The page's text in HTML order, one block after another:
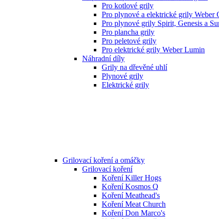
Pro kotlové grily
Pro plynové a elektrické grily Weber
Pro plynové grily Spirit, Genesis a
Pro plancha grily
Pro peletové grily
Pro elektrické grily Weber Lumin
Náhradní díly
Grily na dřevěné uhlí
Plynové grily
Elektrické grily
Grilovací koření a omáčky
Grilovací koření
Koření Killer Hogs
Koření Kosmos Q
Koření Meathead's
Koření Meat Church
Koření Don Marco's